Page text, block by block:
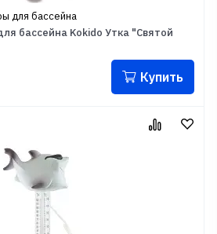
для бассейна
бассейна Kokido Утка "Святой
Купить